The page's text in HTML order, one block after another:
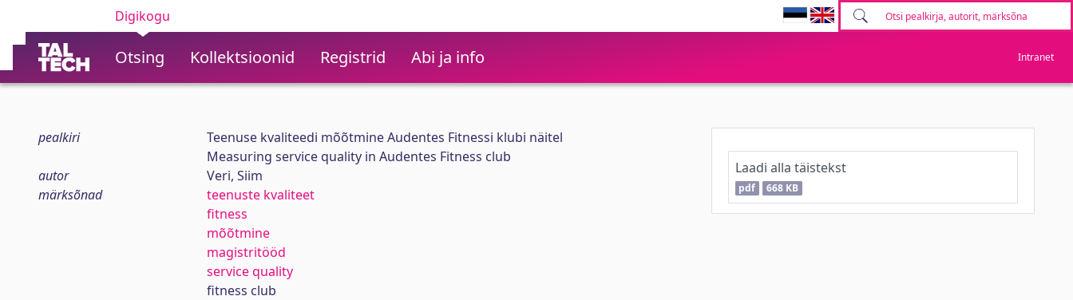
Digikogu
Otsing Kollektsioonid Registrid Abi ja info Intranet
pealkiri
Teenuse kvaliteedi mõõtmine Audentes Fitnessi klubi näitel
Measuring service quality in Audentes Fitness club
autor
Veri, Siim
märksõnad
teenuste kvaliteet
fitness
mõõtmine
magistritööd
service quality
fitness club
Laadi alla täistekst
pdf 668 KB